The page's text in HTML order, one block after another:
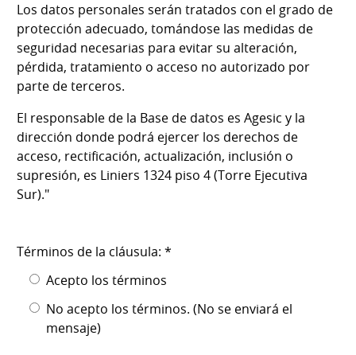
Los datos personales serán tratados con el grado de
protección adecuado, tomándose las medidas de
seguridad necesarias para evitar su alteración,
pérdida, tratamiento o acceso no autorizado por
parte de terceros.
El responsable de la Base de datos es Agesic y la
dirección donde podrá ejercer los derechos de
acceso, rectificación, actualización, inclusión o
supresión, es Liniers 1324 piso 4 (Torre Ejecutiva
Sur)."
Términos de la cláusula: *
Acepto los términos
No acepto los términos. (No se enviará el
mensaje)